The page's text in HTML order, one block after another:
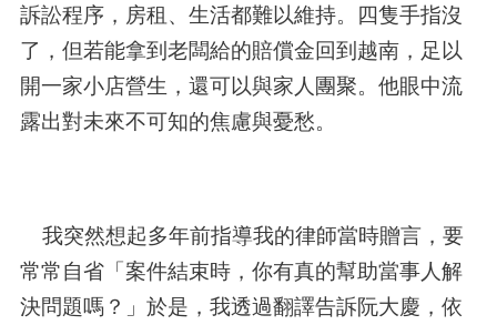
訴訟程序，房租、生活都難以維持。四隻手指沒
了，但若能拿到老闆給的賠償金回到越南，足以
開一家小店營生，還可以與家人團聚。他眼中流
露出對未來不可知的焦慮與憂愁。
我突然想起多年前指導我的律師當時贈言，要
常常自省「案件結束時，你有真的幫助當事人解
決問題嗎？」於是，我透過翻譯告訴阮大慶，依